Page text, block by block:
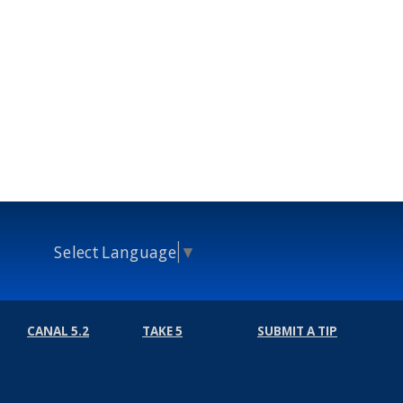
Select Language ▼
CANAL 5.2 TAKE 5 SUBMIT A TIP